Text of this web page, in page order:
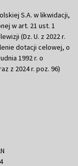
S.A. w likwidacji,
w art. 21 ust. 1
(Dz. U. z 2022 r.
dotacji celowej, o
1992 r. o
z 2024 r. poz. 96)